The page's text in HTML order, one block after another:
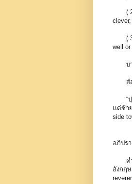
( 2 )
( 3 )
well
บาลี
สํสก
“ปฺร
แต่ซ้า
side
อภิปร
คำที่
อังกฤ